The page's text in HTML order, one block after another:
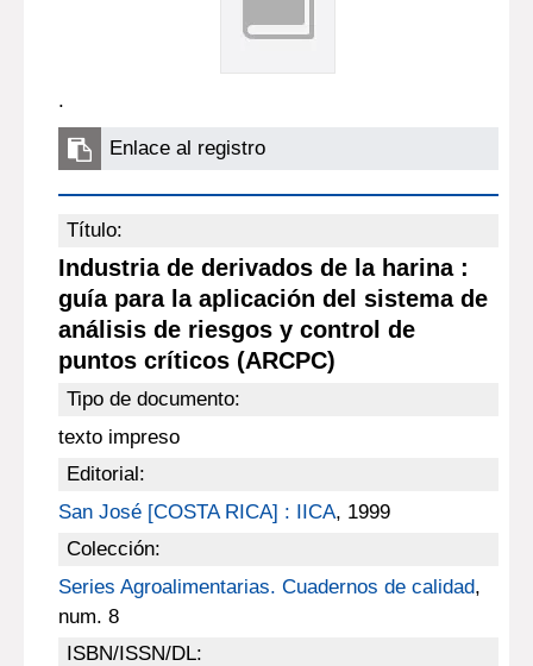
.
Enlace al registro
Título:
Industria de derivados de la harina :
guía para la aplicación del sistema de
análisis de riesgos y control de
puntos críticos (ARCPC)
Tipo de documento:
texto impreso
Editorial:
San José [COSTA RICA] : IICA, 1999
Colección:
Series Agroalimentarias. Cuadernos de calidad,
num. 8
ISBN/ISSN/DL: